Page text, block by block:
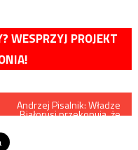
WESPRZYJ PROJEKT
Andrzej Pisalnik: Władze
Białorusi przekonują, że